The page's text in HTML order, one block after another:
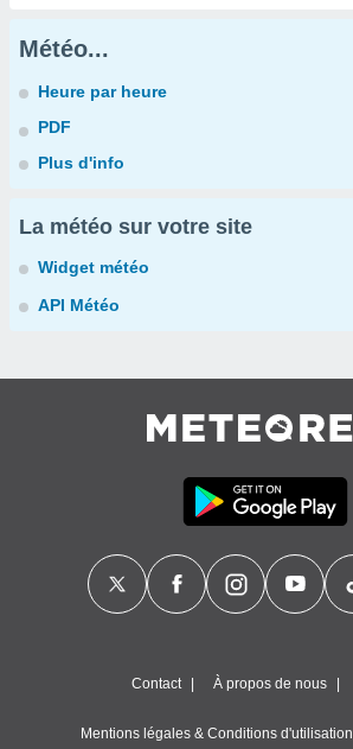
Météo...
Heure par heure
PDF
Plus d'info
La météo sur votre site
Widget météo
API Météo
Contact À propos de nous
Mentions légales & Conditions d'utilisation